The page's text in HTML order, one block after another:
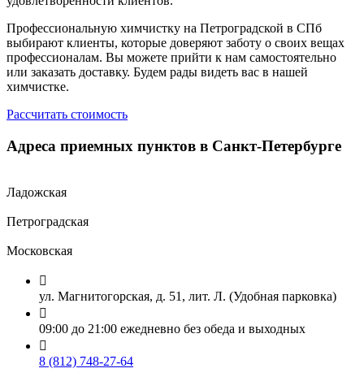
Профессиональную химчистку на Петроградской в СПб
выбирают клиенты, которые доверяют заботу о своих вещах
профессионалам. Вы можете прийти к нам самостоятельно
или заказать доставку. Будем рады видеть вас в нашей
химчистке.
Рассчитать стоимость
Адреса приемных пунктов в Санкт-Петербурге
Ладожская
Петроградская
Московская

ул. Магнитогорская, д. 51, лит. Л. (Удобная парковка)

09:00 до 21:00 ежедневно без обеда и выходных

8 (812) 748-27-64